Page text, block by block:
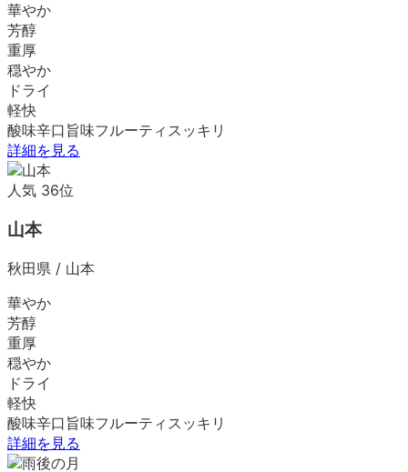
華やか
芳醇
重厚
穏やか
ドライ
軽快
酸味辛口 旨味フルーティ スッキリ
詳細を見る
人気 36位
山本
秋田県 / 山本
華やか
芳醇
重厚
穏やか
ドライ
軽快
酸味辛口 旨味フルーティ スッキリ
詳細を見る